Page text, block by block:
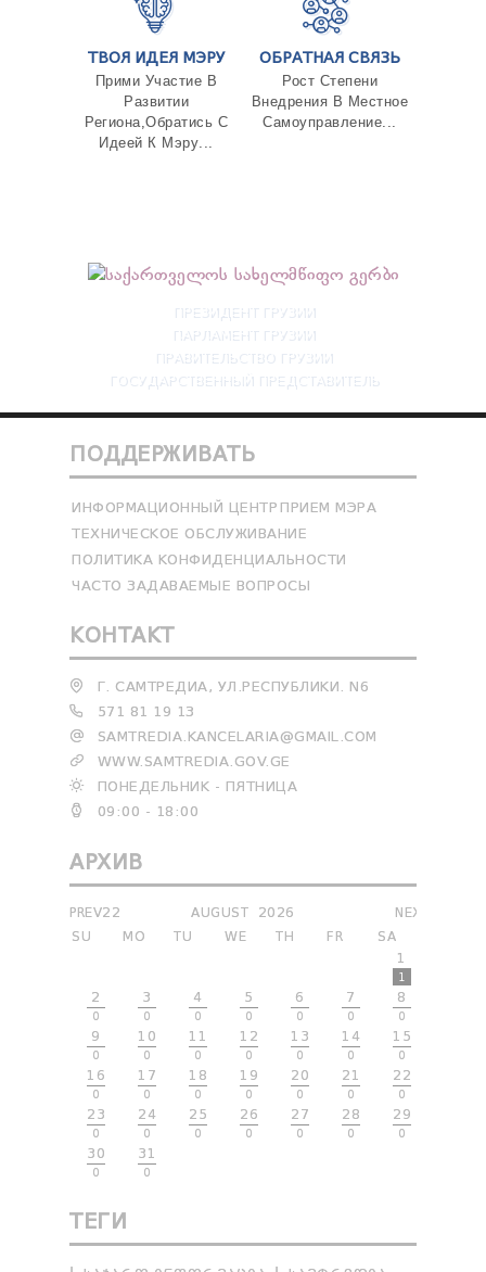
ТВОЯ ИДЕЯ МЭРУ
Прими Участие В
Развитии
Региона,Обратись С
Идеей К Мэру...
ОБРАТНАЯ СВЯЗЬ
Рост Степени
Внедрения В Местное
Самоуправление...
ПРЕЗИДЕНТ ГРУЗИИ
ПАРЛАМЕНТ ГРУЗИИ
ПРАВИТЕЛЬСТВО ГРУЗИИ
ГОСУДАРСТВЕННЫЙ ПРЕДСТАВИТЕЛЬ
ПОДДЕРЖИВАТЬ
ИНФОРМАЦИОННЫЙ ЦЕНТР ПРИЕМ МЭРА
ТЕХНИЧЕСКОЕ ОБСЛУЖИВАНИЕ
ПОЛИТИКА КОНФИДЕНЦИАЛЬНОСТИ
ЧАСТО ЗАДАВАЕМЫЕ ВОПРОСЫ
КОНТАКТ
Г. САМТРЕДИА, УЛ.РЕСПУБЛИКИ. N6
571 81 19 13
SAMTREDIA.KANCELARIA@GMAIL.COM
WWW.SAMTREDIA.GOV.GE
ПОНЕДЕЛЬНИК - ПЯТНИЦА
09:00 - 18:00
АРХИВ
PREV22 NEXT
AUGUST
2026
SU
MO TU WE TH FR
SA
1
1
2
0
3
0
4
0
5
0
6
0
7
0
8
0
9
0
10
0
11
0
12
0
13
0
14
0
15
0
16
0
17
0
18
0
19
0
20
0
21
0
22
0
23
0
24
0
25
0
26
0
27
0
28
0
29
0
30
0
31
0
ТЕГИ